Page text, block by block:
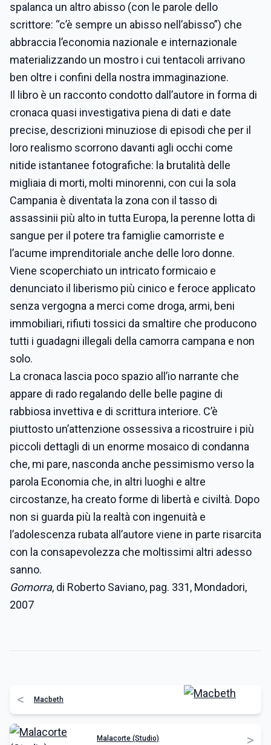
spalanca un altro abisso (con le parole dello
scrittore: “c’è sempre un abisso nell’abisso”) che
abbraccia l’economia nazionale e internazionale
materializzando un mostro i cui tentacoli arrivano
ben oltre i confini della nostra immaginazione.
Il libro è un racconto condotto dall’autore in forma di
cronaca quasi investigativa piena di dati e date
precise, descrizioni minuziose di episodi che per il
loro realismo scorrono davanti agli occhi come
nitide istantanee fotografiche: la brutalità delle
migliaia di morti, molti minorenni, con cui la sola
Campania è diventata la zona con il tasso di
assassinii più alto in tutta Europa, la perenne lotta di
sangue per il potere tra famiglie camorriste e
l’acume imprenditoriale anche delle loro donne.
Viene scoperchiato un intricato formicaio e
denunciato il liberismo più cinico e feroce applicato
senza vergogna a merci come droga, armi, beni
immobiliari, rifiuti tossici da smaltire che producono
tutti i guadagni illegali della camorra campana e non
solo.
La cronaca lascia poco spazio all’io narrante che
appare di rado regalando delle belle pagine di
rabbiosa invettiva e di scrittura interiore. C’è
piuttosto un’attenzione ossessiva a ricostruire i più
piccoli dettagli di un enorme mosaico di condanna
che, mi pare, nasconda anche pessimismo verso la
parola Economia che, in altri luoghi e altre
circostanze, ha creato forme di libertà e civiltà. Dopo
non si guarda più la realtà con ingenuità e
l’adolescenza rubata all’autore viene in parte risarcita
con la consapevolezza che moltissimi altri adesso
sanno.
Gomorra, di Roberto Saviano, pag. 331, Mondadori,
2007
< Macbeth
Malacorte (Studio) >